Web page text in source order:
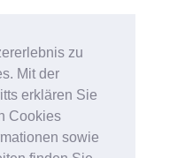
zu
Mit der
erklären Sie
Cookies
sowie
Andreas